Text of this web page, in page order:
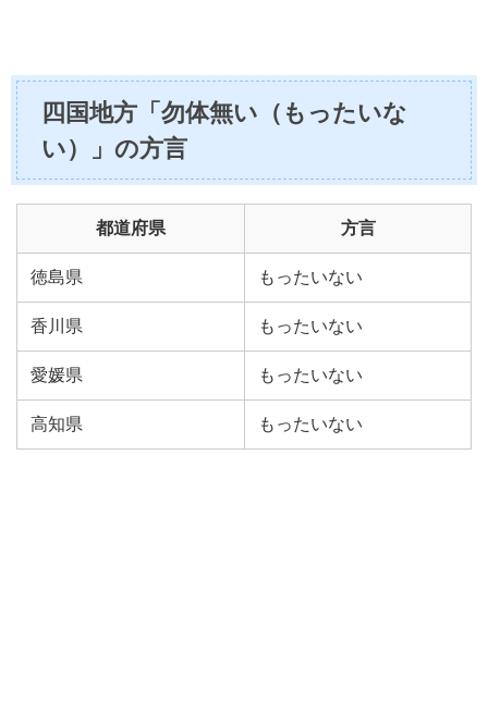
四国地方「勿体無い（もったいな
い）」の方言
都道府県 方言
徳島県 もったいない
香川県 もったいない
愛媛県 もったいない
高知県 もったいない